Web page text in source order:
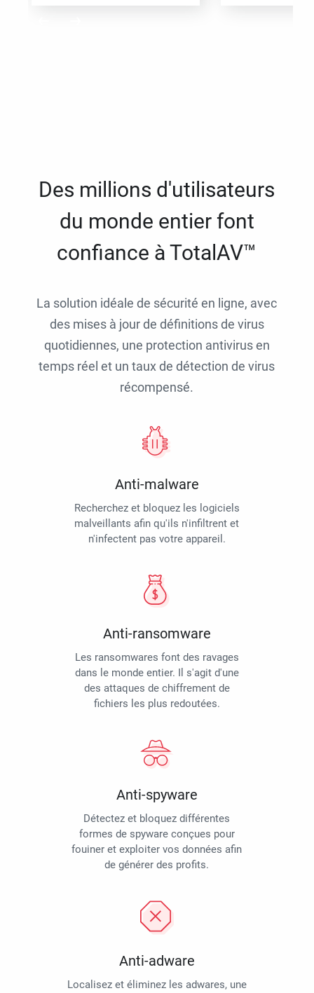
Des millions d'utilisateurs
du monde entier font
confiance à TotalAV™
La solution idéale de sécurité en ligne, avec
des mises à jour de définitions de virus
quotidiennes, une protection antivirus en
temps réel et un taux de détection de virus
récompensé.
Anti-malware
Recherchez et bloquez les logiciels
malveillants afin qu'ils n'infiltrent et
n'infectent pas votre appareil.
Anti-ransomware
Les ransomwares font des ravages
dans le monde entier. Il s'agit d'une
des attaques de chiffrement de
fichiers les plus redoutées.
Anti-spyware
Détectez et bloquez différentes
formes de spyware conçues pour
fouiner et exploiter vos données afin
de générer des profits.
Anti-adware
Localisez et éliminez les adwares, une